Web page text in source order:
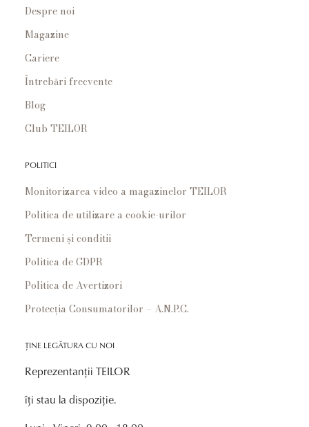
Despre noi
Magazine
Cariere
Întrebări frecvente
Blog
Club TEILOR
POLITICI
Monitorizarea video a magazinelor TEILOR
Politica de utilizare a cookie-urilor
Termeni și conditii
Politica de GDPR
Politica de Avertizori
Protecția Consumatorilor – A.N.P.C.
ȚINE LEGĂTURA CU NOI
Reprezentanții TEILOR
îți stau la dispoziție.